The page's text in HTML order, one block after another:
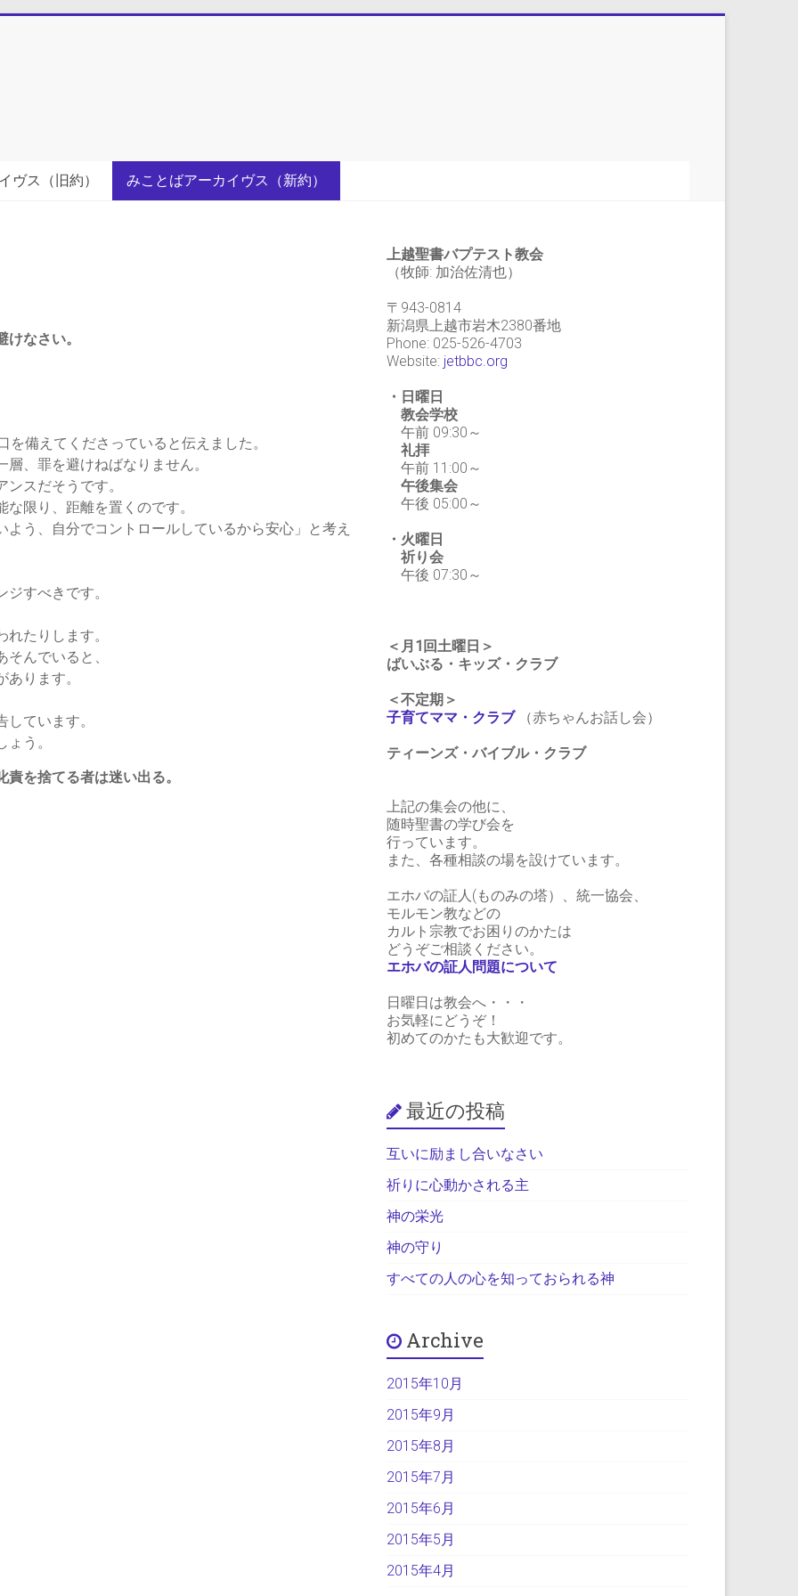
ヴス（旧約） みことばアーカイヴス（新約）
なさい。
備えてくださっていると伝えました。
、罪を避けねばなりません。
スだそうです。
限り、距離を置くのです。
よう、自分でコントロールしているから安心」と考え
すべきです。
たりします。
んでいると、
ります。
ています。
う。
を捨てる者は迷い出る。
上越聖書バプテスト教会
（牧師: 加治佐清也）
〒943-0814
新潟県上越市岩木2380番地
Phone: 025-526-4703
Website: jetbbc.org
・日曜日
教会学校
午前 09:30～
礼拝
午前 11:00～
午後集会
午後 05:00～
・火曜日
祈り会
午後 07:30～
＜月1回土曜日＞
ばいぶる・キッズ・クラブ
＜不定期＞
子育てママ・クラブ（赤ちゃんお話し会）
ティーンズ・バイブル・クラブ
上記の集会の他に、
随時聖書の学び会を
行っています。
また、各種相談の場を設けています。
エホバの証人(ものみの塔）、統一協会、
モルモン教などの
カルト宗教でお困りのかたは
どうぞご相談ください。
エホバの証人問題について
日曜日は教会へ・・・
お気軽にどうぞ！
初めてのかたも大歓迎です。
最近の投稿
互いに励まし合いなさい
祈りに心動かされる主
神の栄光
神の守り
すべての人の心を知っておられる神
Archive
2015年10月
2015年9月
2015年8月
2015年7月
2015年6月
2015年5月
2015年4月